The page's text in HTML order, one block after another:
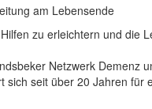
am Lebensende
zu erleichtern und die
Netzwerk Demenz
sich seit über 20 Jahren